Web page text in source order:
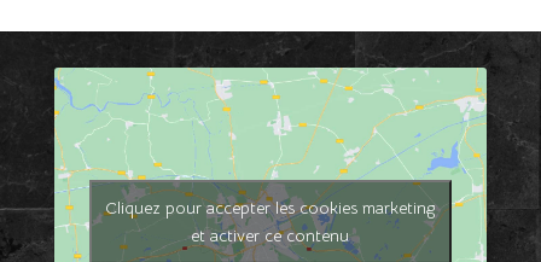
Cliquez pour accepter les cookies marketing
et activer ce contenu